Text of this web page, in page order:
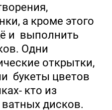
а кроме этого
и выполнить
Одни
открытки,
букеты цветов
кто из
ватных дисков.